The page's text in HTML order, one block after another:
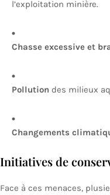
l’exploitation minière.
Chasse excessive et
Pollutiondes milieux
Changements
Initiatives de
Face à ces menaces,